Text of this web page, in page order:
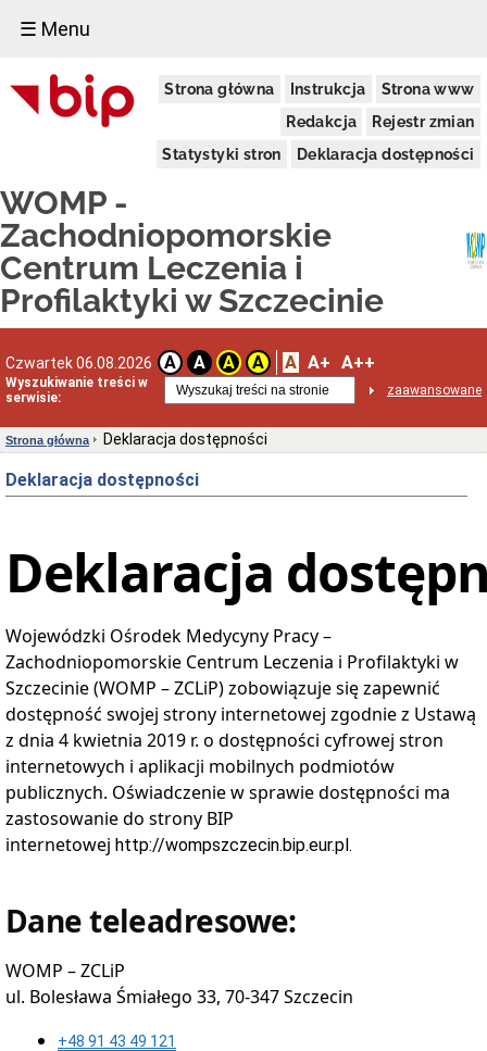
☰ Menu
Strona główna Instrukcja
Strona www
Redakcja
Rejestr zmian
Statystyki stron
Deklaracja dostępności
WOMP -
Zachodniopomorskie
Centrum Leczenia i
Profilaktyki w Szczecinie
Czwartek 06.08.2026 A A A A A A+ A++
Wyszukiwanie treści w
serwisie:
zaawansowane
Informacje
ogólne
Dane
zadania
Statut
prawny
Organy,
kompetencje
Siedziba
Regulamin
organizacyjny
WOMP-
Zamówienia
Publiczne
Plany
postępowań
Zakończone
przetargi
wartości
zamówia
e-
Zdrowie
Zamówienia
do
130
tys.
zł
Aktualne
Zamówienia
Zakończone
Aktualne
Zakończone
Przetargi
Publiczne
Bezprzetargowe
Strona główna Deklaracja dostępności
Deklaracja dostępności
Deklaracja
Wojewódzki Ośrodek Medycyny Pracy –
Zachodniopomorskie Centrum Leczenia i Profilaktyki w
Szczecinie (WOMP – ZCLiP)zobowiązuje się zapewnić
dostępność swojej strony internetowej zgodnie z Ustawą
z dnia 4 kwietnia 2019 r. o dostępności cyfrowej stron
internetowych i aplikacji mobilnych podmiotów
publicznych. Oświadczenie w sprawie dostępności ma
zastosowanie do strony BIP
internetowej http://wompszczecin.bip.eur.pl.
Dane teleadresowe:
WOMP – ZCLiP
ul. Bolesława Śmiałego 33, 70-347 Szczecin
+48 91 43 49 121